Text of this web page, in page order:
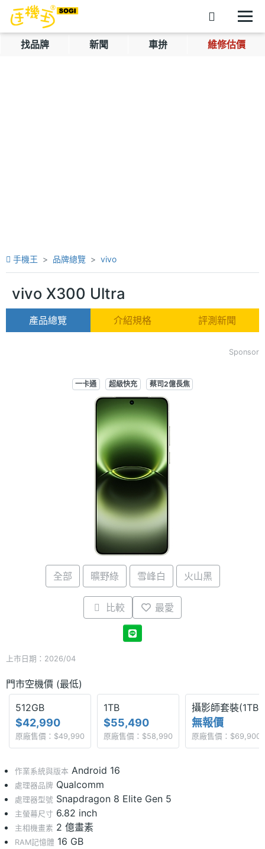
找品牌 新聞 車拚 維修估價
手機王 品牌總覽 vivo
vivo X300 Ultra
產品總覽 介紹規格 評測新聞
Sponsor
一卡通 超級快充 蔡司2億長焦
全部 曠野綠 雪峰白 火山黑
比較 最愛
上市日期：2026/04
門市空機價 (最低)
512GB
$42,990
原廠售價：$49,990
1TB
$55,490
原廠售價：$58,990
攝影師套裝(1TB)
無報價
原廠售價：$69,900
作業系統與版本 Android 16
處理器品牌 Qualcomm
處理器型號 Snapdragon 8 Elite Gen 5
主螢幕尺寸 6.82 inch
主相機畫素 2 億畫素
RAM記憶體 16 GB